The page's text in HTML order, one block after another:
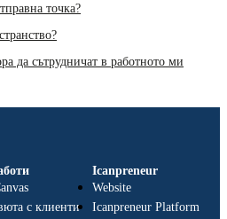
точка?
да сътрудничат в работното ми
с клиенти
Icanpreneur
Website
Icanpreneur Platform